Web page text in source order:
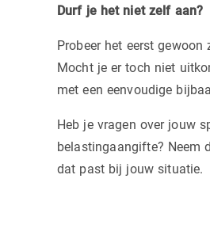
Durf je het niet zelf aan?
Probeer het eerst
Mocht je er toch niet
met een eenvoudige
Heb je vragen over jouw
belastingaangifte? Neem
dat past bij jouw situatie.